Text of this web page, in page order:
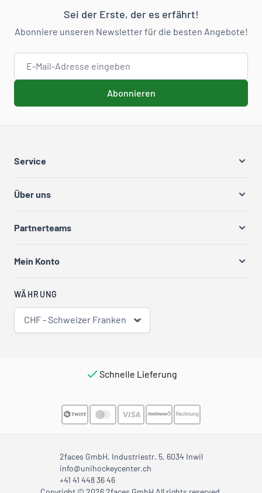
Sei der Erste, der es erfährt!
Abonniere unseren Newsletter für die besten Angebote!
E-Mail-Adresse
Abonnieren
Service
Über uns
Partnerteams
Mein Konto
WÄHRUNG
CHF - Schweizer Franken
Schnelle Lieferung
2faces GmbH, Industriestr. 5, 6034 Inwil
info@unihockeycenter.ch
+41 41 448 36 46